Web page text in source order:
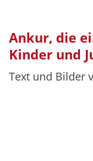
Ankur, die
Kinder und
Text und Bilder